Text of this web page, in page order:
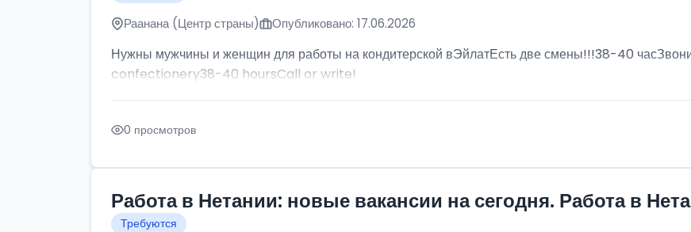
Раанана (Центр страны) Опубликовано: 17.06.2026
Нужны мужчины и женщин для работы на кондитерской вЭйлатЕсть две смены!!!38-40
confectionery38-40 hoursCall or write!
0 просмотров
Работа в Нетании: новые вакансии на сегодня. Работа в
Требуются